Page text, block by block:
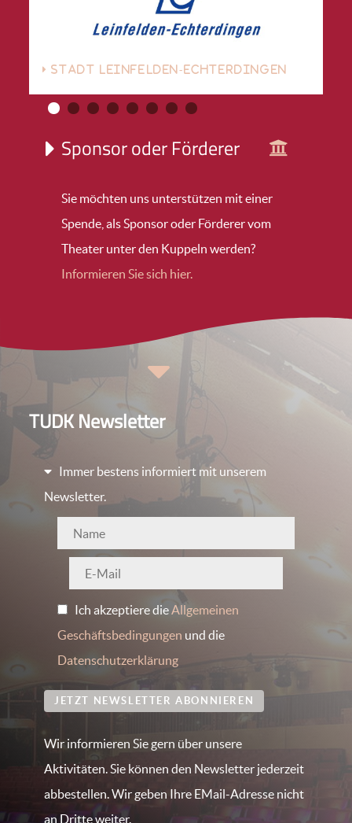
STADT LEINFELDEN-ECHTERDINGEN
Sponsor oder Förderer
Sie möchten uns unterstützen mit einer
Spende, als Sponsor oder Förderer vom
Theater unter den Kuppeln werden?
Informieren Sie sich hier.
TUDK Newsletter
Immer bestens informiert mit unserem
Newsletter.
Ich akzeptiere dieAllgemeinen
Geschäftsbedingungen und die
Datenschutzerklärung
JETZT NEWSLETTER ABONNIEREN
Wir informieren Sie gern über unsere
Aktivitäten. Sie können den Newsletter jederzeit
abbestellen. Wir geben Ihre EMail-Adresse nicht
an Dritte weiter.